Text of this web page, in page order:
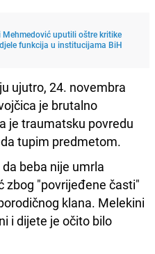
Mehmedović uputili oštre kritike
funkcija u institucijama BiH
ujutro, 24. novembra
je brutalno
je traumatsku povredu
tupim predmetom.
beba nije umrla
zbog "povrijeđene časti"
klana. Melekini
i dijete je očito bilo